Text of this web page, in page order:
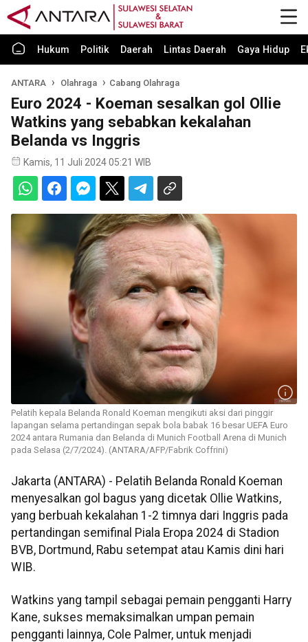
Hukum Politik Daerah Lintas Daerah Gaya Hidup
ANTARA Olahraga Cabang Olahraga
Euro 2024 - Koeman sesalkan gol Ollie
Watkins yang sebabkan kekalahan
Belanda vs Inggris
Kamis, 11 Juli 2024 05:21 WIB
Pelatih kepala Belanda Ronald Koeman mengikuti aksi dari pinggir
lapangan selama pertandingan sepak bola babak 16 besar UEFA Euro
2024 antara Rumania dan Belanda di Munich Football Arena di Munich
pada Selasa (2/7/2024). (ANTARA/AFP/Fabrik Coffrini)
Jakarta (ANTARA) - Pelatih Belanda Ronald Koeman
menyesalkan gol bagus yang dicetak Ollie Watkins,
yang berbuah kekalahan 1-2 timnya dari Inggris pada
pertandingan semifinal Piala Eropa 2024 di Stadion
BVB, Dortmund, Rabu setempat atau Kamis dini hari
WIB.
Watkins yang tampil sebagai pemain pengganti Harry
Kane, sukses memaksimalkan umpan pemain
pengganti lainnya, Cole Palmer, untuk menjadi